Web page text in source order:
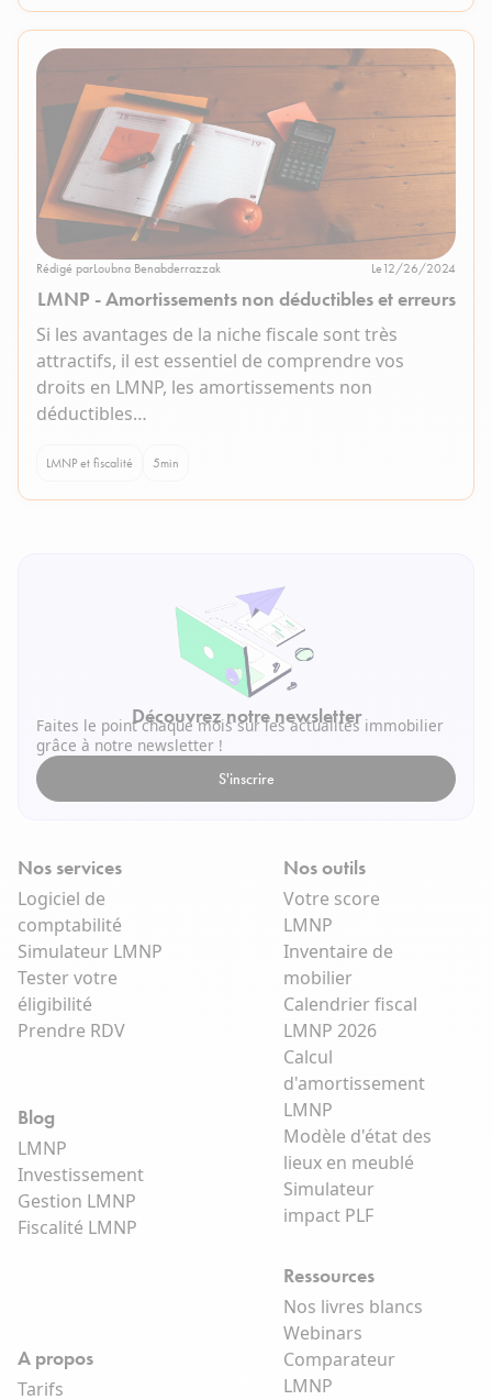
Rédigé parLoubna Benabderrazzak Le12/26/2024
LMNP - Amortissements non déductibles et erreurs
Si les avantages de la niche fiscale sont très
attractifs, il est essentiel de comprendre vos
droits en LMNP, les amortissements non
déductibles…
LMNP et fiscalité 5min
Découvrez notre newsletter
Faites le point chaque mois sur les actualités immobilier
grâce à notre newsletter !
S'inscrire
Nos services
Logiciel de
comptabilité
Simulateur LMNP
Tester votre
éligibilité
Prendre RDV
Nos outils
Votre score
LMNP
Inventaire de
mobilier
Calendrier fiscal
LMNP 2026
Calcul
d'amortissement
LMNP
Modèle d'état des
lieux en meublé
Simulateur
impact PLF
Blog
LMNP
Investissement
Gestion LMNP
Fiscalité LMNP
Ressources
Nos livres blancs
Webinars
Comparateur
LMNP
A propos
Tarifs